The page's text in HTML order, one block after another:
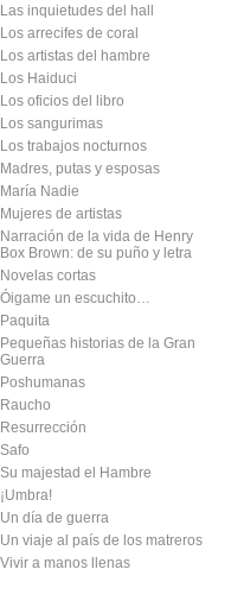
Las inquietudes del hall
Los arrecifes de coral
Los artistas del hambre
Los Haiduci
Los oficios del libro
Los sangurimas
Los trabajos nocturnos
Madres, putas y esposas
María Nadie
Mujeres de artistas
Narración de la vida de Henry
Box Brown: de su puño y letra
Novelas cortas
Óigame un escuchito…
Paquita
Pequeñas historias de la Gran
Guerra
Poshumanas
Raucho
Resurrección
Safo
Su majestad el Hambre
¡Umbra!
Un día de guerra
Un viaje al país de los matreros
Vivir a manos llenas